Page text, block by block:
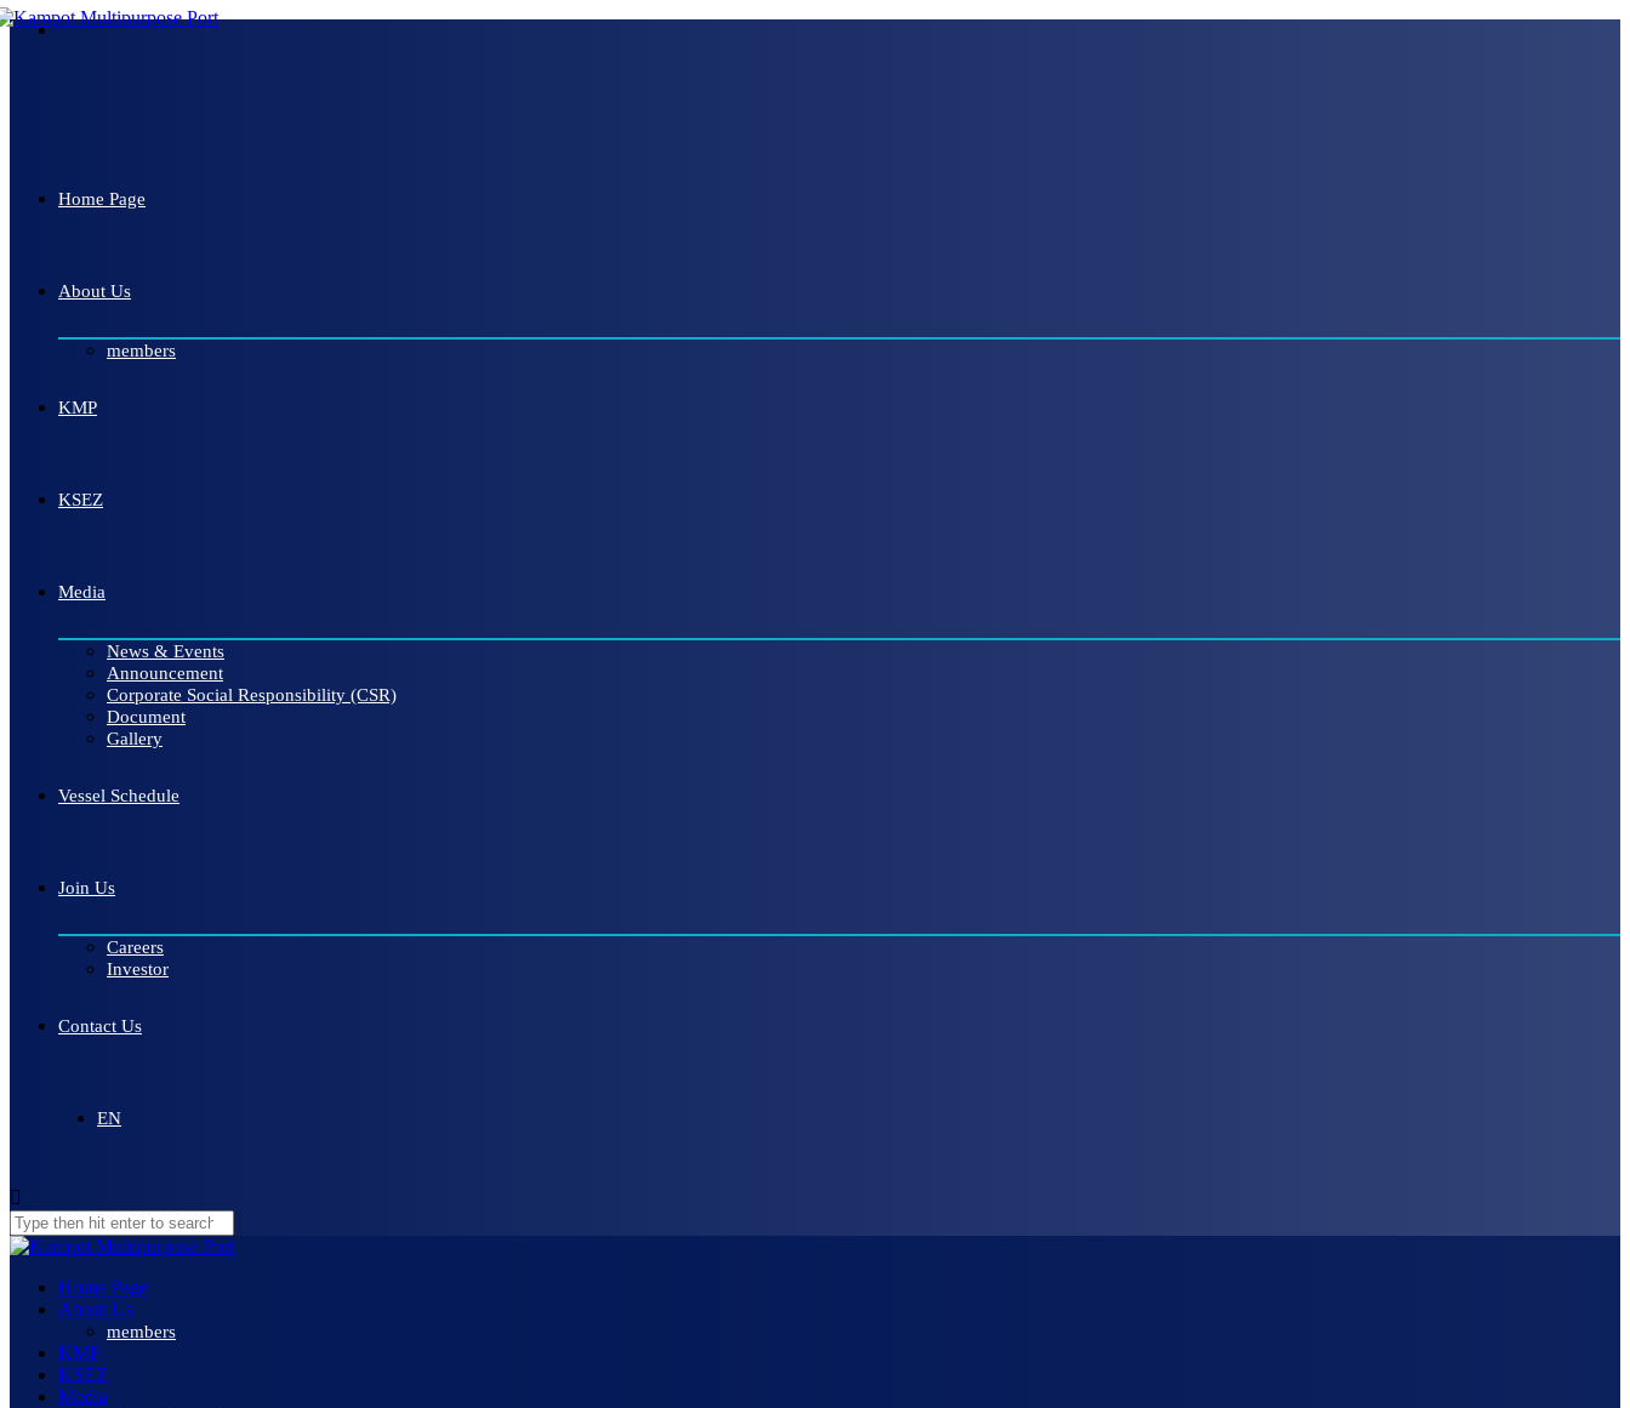
Home Page
About Us
members
KMP
KSEZ
Media
News & Events
Announcement
Corporate Social Responsibility (CSR)
Document
Gallery
Vessel Schedule
Join Us
Careers
Investor
Contact Us
EN
Home Page
About Us
members
KMP
KSEZ
Media